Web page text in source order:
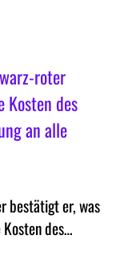
roter
Kosten des
an alle
bestätigt er, was
des…